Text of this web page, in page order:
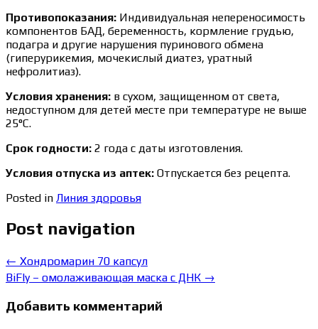
Противопоказания: Индивидуальная непереносимость
компонентов БАД, беременность, кормление грудью,
подагра и другие нарушения пуринового обмена
(гиперурикемия, мочекислый диатез, уратный
нефролитиаз).
Условия хранения: в сухом, защищенном от света,
недоступном для детей месте при температуре не выше
25°С.
Срок годности: 2 года с даты изготовления.
Условия отпуска из аптек: Отпускается без рецепта.
Posted in Линия здоровья
Post navigation
← Хондромарин 70 капсул
BiFly – омолаживающая маска с ДНК →
Добавить комментарий